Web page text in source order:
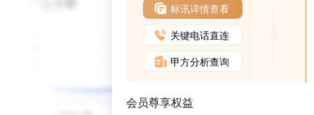
标讯详情查看
关键电话直连
甲方分析查询
会员尊享权益